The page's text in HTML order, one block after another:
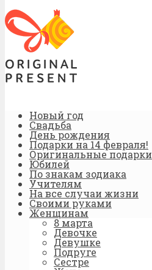
Новый год
Свадьба
День рождения
Подарки на 14 февраля!
Оригинальные подарки
Юбилей
По знакам зодиака
Учителям
На все случаи жизни
Своими руками
Женщинам
8 марта
Девочке
Девушке
Подруге
Сестре